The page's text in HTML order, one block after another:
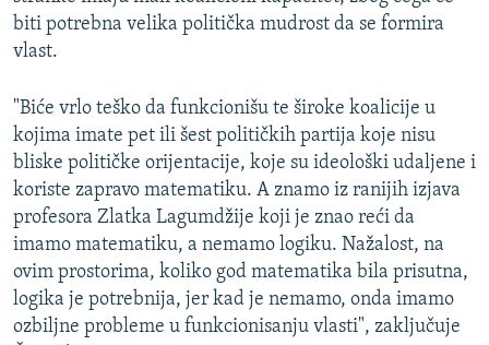
biti potrebna velika politička mudrost da se formira
vlast.
"Biće vrlo teško da funkcionišu te široke koalicije u
kojima imate pet ili šest političkih partija koje nisu
bliske političke orijentacije, koje su ideološki udaljene i
koriste zapravo matematiku. A znamo iz ranijih izjava
profesora Zlatka Lagumdžije koji je znao reći da
imamo matematiku, a nemamo logiku. Nažalost, na
ovim prostorima, koliko god matematika bila prisutna,
logika je potrebnija, jer kad je nemamo, onda imamo
ozbiljne probleme u funkcionisanju vlasti", zaključuje